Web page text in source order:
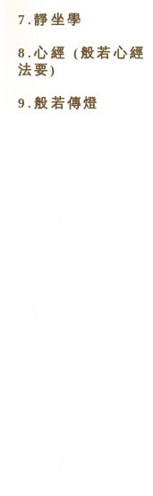
7.靜坐學
8.心經 (般若心經
法要)
9.​般若傳燈